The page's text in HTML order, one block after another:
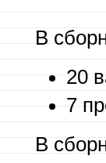
В
20
7
В